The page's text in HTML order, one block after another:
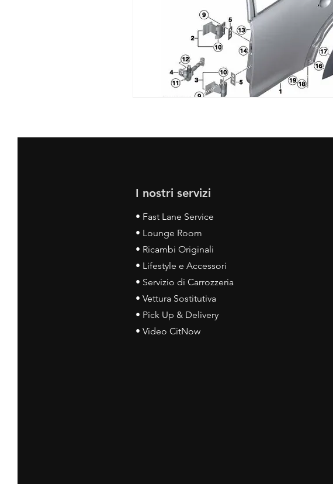
I nostri servizi
• Fast Lane Service
• Lounge Room
• Ricambi Originali
• Lifestyle e Accessori
• Servizio di Carrozzeria
• Vettura Sostitutiva
• Pick Up & Delivery
• Video CitNow